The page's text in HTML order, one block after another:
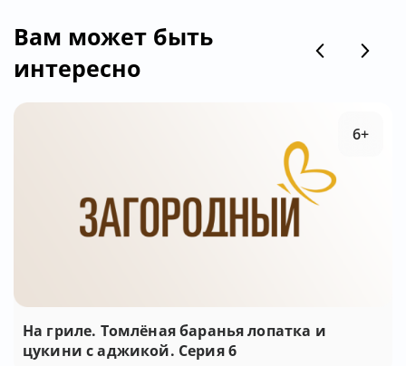
Вам может быть
интересно
На гриле. Томлёная баранья лопатка и
цукини с аджикой. Серия 6
6+